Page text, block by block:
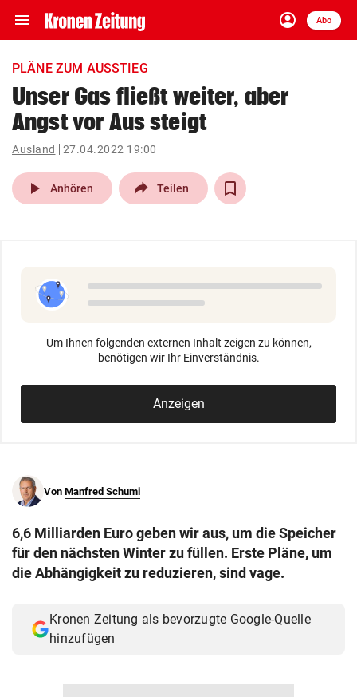
menu Navigation
ein-/ausklappen
account_circle
Anmelden
Abo
close Schließen
account_circle Anmelden
pin_drop
Wien arrow_right
search
eingeben
PLÄNE ZUM AUSSTIEG
Unser Gas fließt weiter, aber
Angst vor Aus steigt
Ausland 27.04.2022 19:00
play_arrow Anhören Teilen
Um Ihnen folgenden externen Inhalt zeigen zu können,
benötigen wir Ihr Einverständnis.
Anzeigen
Von Manfred Schumi
6,6 Milliarden Euro geben wir aus, um die Speicher
für den nächsten Winter zu füllen. Erste Pläne, um
die Abhängigkeit zu reduzieren, sind vage.
Kronen Zeitung als bevorzugte Google-Quelle
hinzufügen